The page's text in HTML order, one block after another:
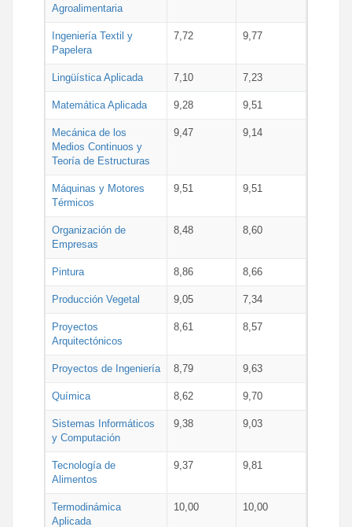
Agroalimentaria
Ingeniería Textil y
Papelera
7,72 9,77
Lingüística Aplicada 7,10 7,23
Matemática Aplicada 9,28 9,51
Mecánica de los
Medios Continuos y
Teoría de Estructuras
9,47 9,14
Máquinas y Motores
Térmicos
9,51 9,51
Organización de
Empresas
8,48 8,60
Pintura 8,86 8,66
Producción Vegetal 9,05 7,34
Proyectos
Arquitectónicos
8,61 8,57
Proyectos de Ingeniería 8,79 9,63
Química 8,62 9,70
Sistemas Informáticos
y Computación
9,38 9,03
Tecnología de
Alimentos
9,37 9,81
Termodinámica
Aplicada
10,00 10,00